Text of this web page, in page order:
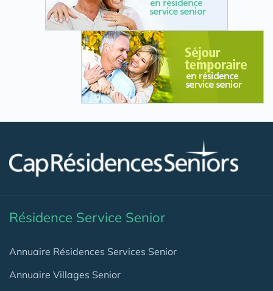
Résidence Service Senior
Annuaire Résidences Services Senior
Annuaire Villages Senior